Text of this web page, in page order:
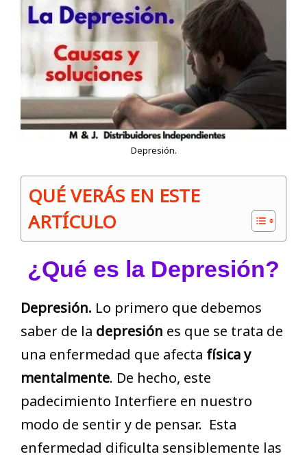
Depresión.
QUÉ VERÁS EN ESTE
ARTÍCULO
¿Qué es la Depresión?
Depresión. Lo primero que debemos
saber de la depresión es que se trata de
una enfermedad que afecta física y
mentalmente. De hecho, este
padecimiento Interfiere en nuestro
modo de sentir y de pensar. Esta
enfermedad dificulta sensiblemente las